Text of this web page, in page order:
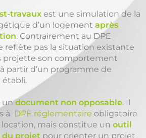
travaux est une simulation de la
d’un logement après
. Contrairement au DPE
reflète pas la situation existante
projette son comportement
partir d’un programme de
établi.
undocument non opposable. Il
à DPE réglementaire obligatoire
mais constitue un outil
du projet pour orienter un projet